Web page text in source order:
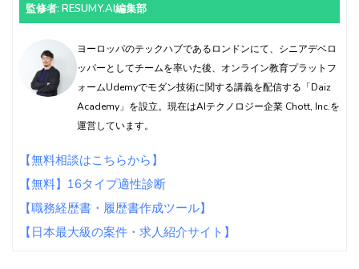
監修者: RESUMY.AI編集部
ヨーロッパのテックハブであるロンドンにて、シニアデベロ
ッパーとしてチームを率いた後、オンライン教育プラットフ
ォームUdemyでモダン技術に関する講義を配信する「Daiz
Academy」を設立。現在はAIテクノロジー企業 Chott, Inc.を
運営しています。
【無料相談はこちらから】
【無料】16タイプ適性診断
【職務経歴書・履歴書作成ツール】
【日本最大級の案件・求人紹介サイト】